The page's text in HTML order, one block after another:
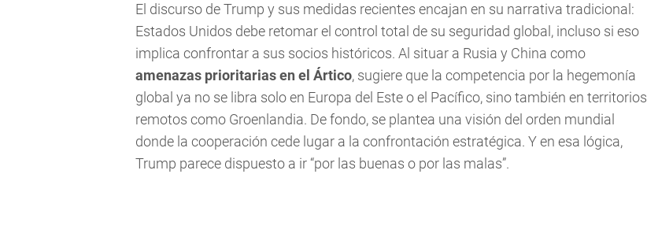
El discurso de Trump y sus medidas recientes encajan en su narrativa tradicional:
Estados Unidos debe retomar el control total de su seguridad global, incluso si eso
implica confrontar a sus socios históricos. Al situar a Rusia y China como
amenazas prioritarias en el Ártico, sugiere que la competencia por la hegemonía
global ya no se libra solo en Europa del Este o el Pacífico, sino también en territorios
remotos como Groenlandia. De fondo, se plantea una visión del orden mundial
donde la cooperación cede lugar a la confrontación estratégica. Y en esa lógica,
Trump parece dispuesto a ir “por las buenas o por las malas”.